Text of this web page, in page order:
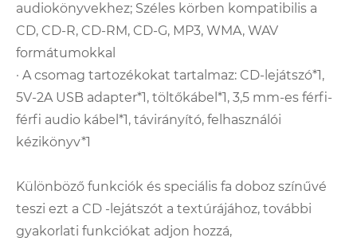
audiokönyvekhez; Széles körben kompatibilis a
CD, CD-R, CD-RM, CD-G, MP3, WMA, WAV
formátumokkal
· A csomag tartozékokat tartalmaz: CD-lejátszó*1,
5V-2A USB adapter*1, töltőkábel*1, 3,5 mm-es férfi-
férfi audio kábel*1, távirányító, felhasználói
kézikönyv*1
Különböző funkciók és speciális fa doboz színűvé
teszi ezt a CD -lejátszót a textúrájához, további
gyakorlati funkciókat adjon hozzá,